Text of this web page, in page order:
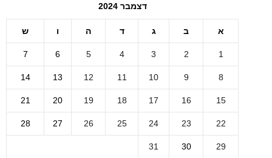
דצמבר 2024
א ב ג ד ה ו ש
1
2
3
4
5
6
7
8
9
10
11
12
13
14
15
16
17
18
19
20
21
22
23
24
25
26
27
28
29
30
31